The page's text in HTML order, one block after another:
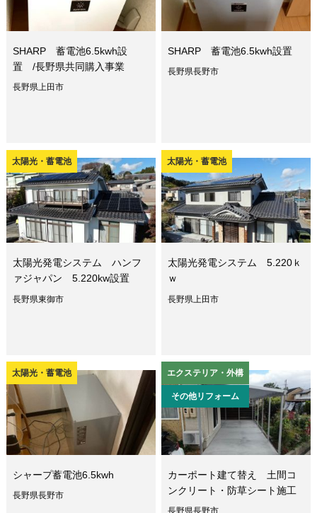
SHARP 蓄電池6.5kwh設
置 /長野県共同購入事業
長野県上田市
SHARP 蓄電池6.5kwh設置
長野県長野市
太陽光・蓄電池
太陽光発電システム ハンフ
ァジャパン 5.220kw設置
長野県東御市
太陽光・蓄電池
太陽光発電システム 5.220ｋ
ｗ
長野県上田市
太陽光・蓄電池
シャープ蓄電池6.5kwh
長野県長野市
エクステリア・外構
その他リフォーム
カーポート建て替え 土間コ
ンクリート・防草シート施工